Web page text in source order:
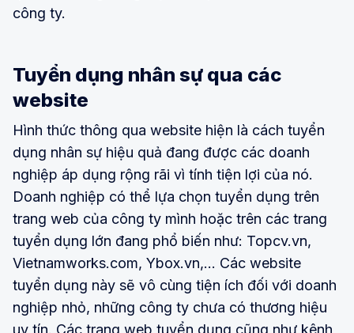
công ty.
Tuyển dụng nhân sự qua các
website
Hình thức thông qua website hiện là cách tuyển
dụng nhân sự hiệu quả đang được các doanh
nghiệp áp dụng rộng rãi vì tính tiện lợi của nó.
Doanh nghiệp có thể lựa chọn tuyển dụng trên
trang web của công ty mình hoặc trên các trang
tuyển dụng lớn đang phổ biến như: Topcv.vn,
Vietnamworks.com, Ybox.vn,... Các website
tuyển dụng này sẽ vô cùng tiện ích đối với doanh
nghiệp nhỏ, những công ty chưa có thương hiệu
uy tín. Các trang web tuyển dụng cũng như kênh